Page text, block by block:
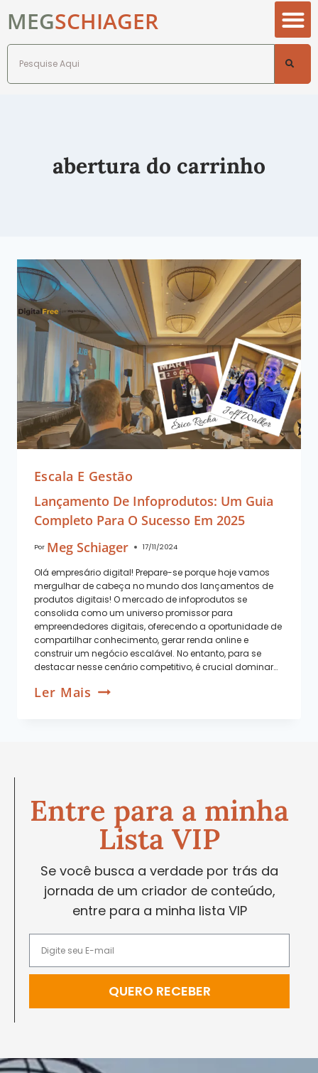
MEGSCHIAGER
abertura do carrinho
Escala E Gestão
Lançamento De Infoprodutos: Um Guia
Completo Para O Sucesso Em 2025
Por Meg Schiager 17/11/2024
Olá empresário digital! Prepare-se porque hoje vamos
mergulhar de cabeça no mundo dos lançamentos de
produtos digitais! O mercado de infoprodutos se
consolida como um universo promissor para
empreendedores digitais, oferecendo a oportunidade de
compartilhar conhecimento, gerar renda online e
construir um negócio escalável. No entanto, para se
destacar nesse cenário competitivo, é crucial dominar…
Ler Mais
Entre para a minha
Lista VIP
Se você busca a verdade por trás da
jornada de um criador de conteúdo,
entre para a minha lista VIP
QUERO RECEBER